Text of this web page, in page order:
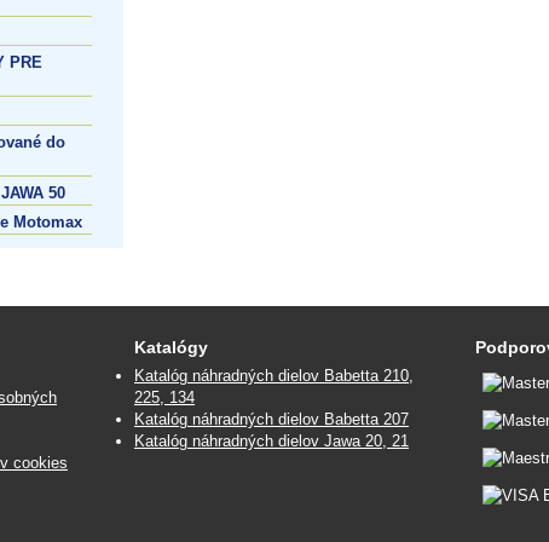
PRE
do
50
Motomax
cookies
Katalógy
Katalóg náhradných dielov Babetta 210,
225, 134
Katalóg náhradných dielov Babetta 207
Katalóg náhradných dielov Jawa 20, 21